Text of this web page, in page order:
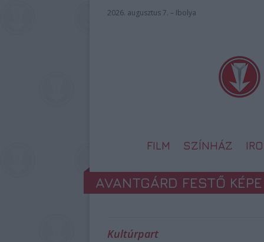
2026. augusztus 7. – Ibolya
FILM SZÍNHÁZ
AVANTGÁRD FESTŐ
Kultúrpart